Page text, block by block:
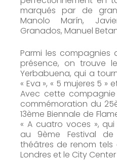
marqués par de
Manolo Marín,
Granados, Manuel
Parmi les
présence, on trouve
Yerbabuena, qui a
« Eva », « 5 mujeres 5 »
Avec cette
commémoration du
13ème Biennale de
« A cuatro voces »,
au 9ème Festival
théâtres de renom tels
Londres et le City Center